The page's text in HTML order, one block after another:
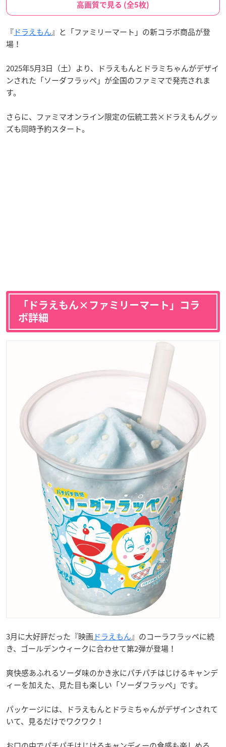
高画質で見る (全5枚)
『ドラえもん』と「ファミリーマート」の新コラボ商品が登
場！
2025年5月3日（土）より、ドラえもんとドラミちゃんがデザイ
ンされた「ソーダフラッペ」が全国のファミマで発売されま
す。
さらに、ファミマオンライン限定の伝統工芸×ドラえもんグッ
ズも同時予約スタート。
「ドラえもん×ファミリーマート」コラ
ボ詳細
3月に大好評だった『映画 ドラえもん』のコーラフラッペに続
き、ゴールデンウィークに合わせて第2弾が登場！
爽快感あふれるソーダ味のかき氷にパチパチはじけるキャンデ
ィーを加えた、見た目も楽しい「ソーダフラッペ」です。
パッケージには、ドラえもんとドラミちゃんがデザインされて
いて、見るだけでワクワク！